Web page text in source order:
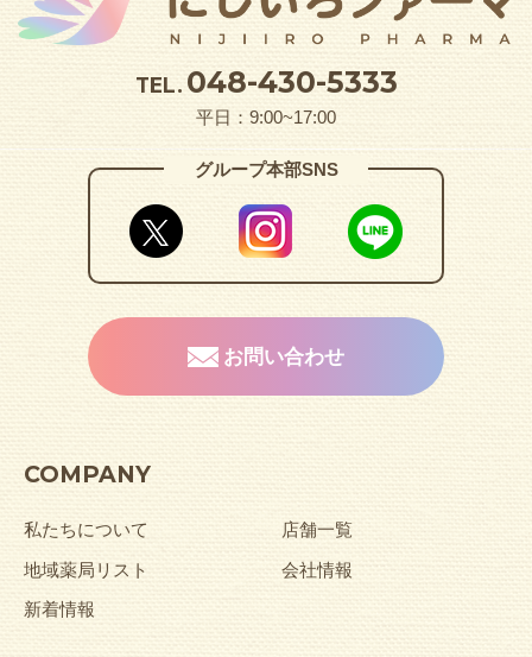
TEL. 048-430-5333
平日：9:00~17:00
グループ本部SNS
お問い合わせ
COMPANY
私たちについて
店舗一覧
地域薬局リスト
会社情報
新着情報